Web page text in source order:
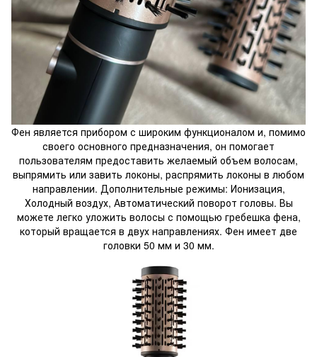
Фен является прибором с широким функционалом и, помимо
своего основного предназначения, он помогает
пользователям предоставить желаемый объем волосам,
выпрямить или завить локоны, распрямить локоны в любом
направлении. Дополнительные режимы: Ионизация,
Холодный воздух, Автоматический поворот головы. Вы
можете легко уложить волосы с помощью гребешка фена,
который вращается в двух направлениях. Фен имеет две
головки 50 мм и 30 мм.